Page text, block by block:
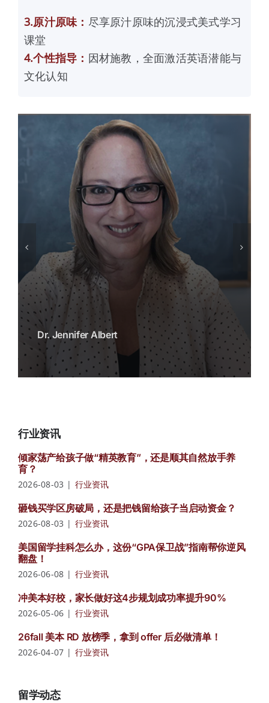
3.原汁原味： 尽享原汁原味的沉浸式美式学习
课堂
4.个性指导： 因材施教，全面激活英语潜能与
文化认知
Dr. Jennifer Albert
行业资讯
倾家荡产给孩子做“精英教育”，还是顺其自然放手养
育？
2026-08-03 | 行业资讯
砸钱买学区房破局，还是把钱留给孩子当启动资金？
2026-08-03 | 行业资讯
美国留学挂科怎么办，这份“GPA保卫战”指南帮你逆风
翻盘！
2026-06-08 | 行业资讯
冲美本好校，家长做好这4步规划成功率提升90%
2026-05-06 | 行业资讯
26fall 美本 RD 放榜季，拿到 offer 后必做清单！
2026-04-07 | 行业资讯
留学动态